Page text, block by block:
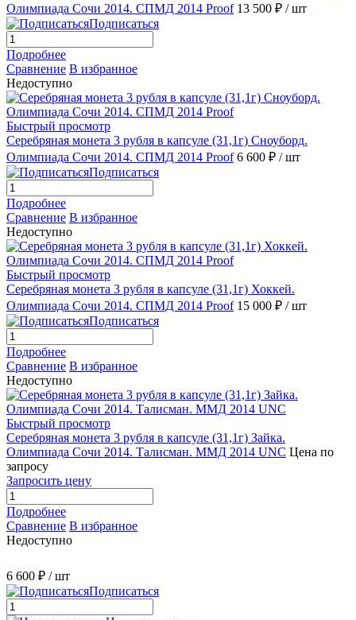
Олимпиада Сочи 2014. СПМД 2014 Proof 13 500 ₽ / шт
Подписаться
Подробнее
Сравнение В избранное
Недоступно
Быстрый просмотр
Серебряная монета 3 рубля в капсуле (31,1г) Сноуборд.
Олимпиада Сочи 2014. СПМД 2014 Proof 6 600 ₽ / шт
Подписаться
Подробнее
Сравнение В избранное
Недоступно
Быстрый просмотр
Серебряная монета 3 рубля в капсуле (31,1г) Хоккей.
Олимпиада Сочи 2014. СПМД 2014 Proof 15 000 ₽ / шт
Подписаться
Подробнее
Сравнение В избранное
Недоступно
Быстрый просмотр
Серебряная монета 3 рубля в капсуле (31,1г) Зайка.
Олимпиада Сочи 2014. Талисман. ММД 2014 UNC Цена по
запросу
Запросить цену
Подробнее
Сравнение В избранное
Недоступно
6 600 ₽ / шт
Подписаться